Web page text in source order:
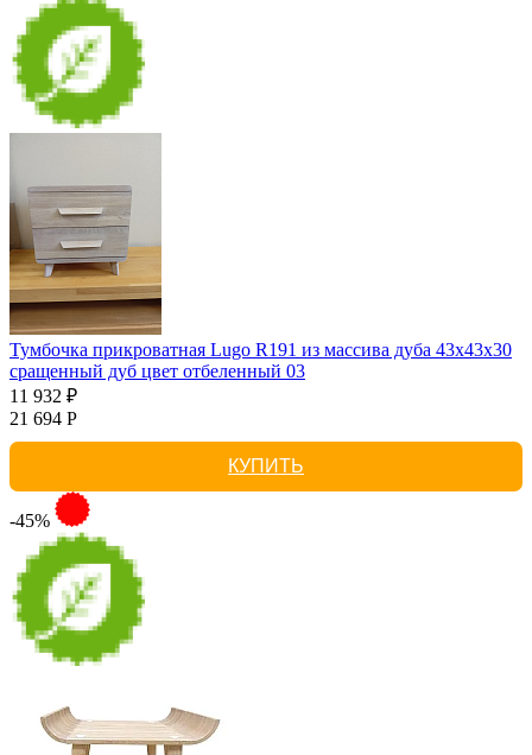
Тумбочка прикроватная Lugo R191 из массива дуба 43х43х30
сращенный дуб цвет отбеленный 03
11 932 ₽
21 694 Р
КУПИТЬ
-45%